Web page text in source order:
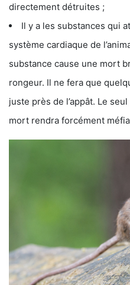
directement détruites ;
Il y a les substances qui
système cardiaque de
substance cause une mort
rongeur. Il ne fera que
juste près de l’appât. Le
mort rendra forcément